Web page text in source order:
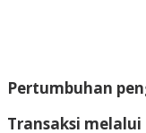
Pertumbuhan
Transaksi melalui